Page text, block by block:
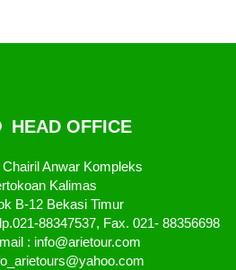
HEAD OFFICE
Anwar Kompleks
Kalimas
B-12 Bekasi Timur
88347537, Fax. 021- 88356698
: info@arietour.com